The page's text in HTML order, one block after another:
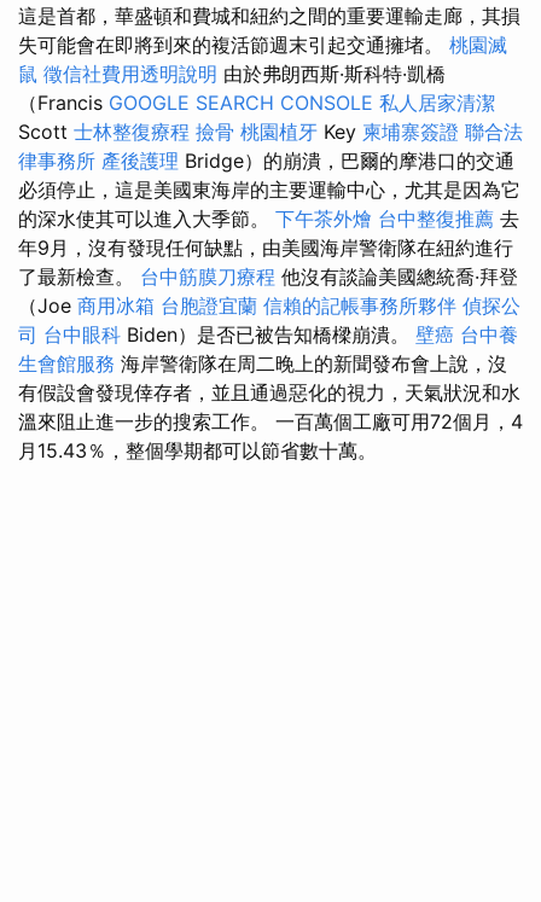
這是首都，華盛頓和費城和紐約之間的重要運輸走廊，其損
失可能會在即將到來的複活節週末引起交通擁堵。 桃園滅
鼠 徵信社費用透明說明 由於弗朗西斯·斯科特·凱橋
（Francis GOOGLE SEARCH CONSOLE 私人居家清潔
Scott 士林整復療程 撿骨 桃園植牙 Key 柬埔寨簽證 聯合法
律事務所 產後護理 Bridge）的崩潰，巴爾的摩港口的交通
必須停止，這是美國東海岸的主要運輸中心，尤其是因為它
的深水使其可以進入大季節。 下午茶外燴 台中整復推薦 去
年9月，沒有發現任何缺點，由美國海岸警衛隊在紐約進行
了最新檢查。 台中筋膜刀療程 他沒有談論美國總統喬·拜登
（Joe 商用冰箱 台胞證宜蘭 信賴的記帳事務所夥伴 偵探公
司 台中眼科 Biden）是否已被告知橋樑崩潰。 壁癌 台中養
生會館服務 海岸警衛隊在周二晚上的新聞發布會上說，沒
有假設會發現倖存者，並且通過惡化的視力，天氣狀況和水
溫來阻止進一步的搜索工作。 一百萬個工廠可用72個月，4
月15.43％，整個學期都可以節省數十萬。